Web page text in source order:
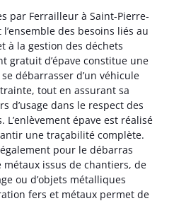
par Ferrailleur à Saint-Pierre-
des besoins liés au
à la gestion des déchets
gratuit d’épave constitue une
débarrasser d’un véhicule
tout en assurant sa
d’usage dans le respect des
épave est réalisé
une traçabilité complète.
pour le débarras
métaux issus de chantiers, de
ou d’objets métalliques
fers et métaux permet de